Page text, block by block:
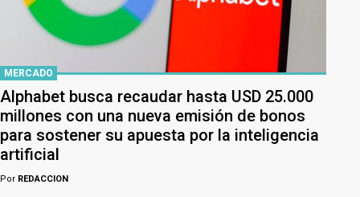
MERCADO
Alphabet busca recaudar hasta USD 25.000
millones con una nueva emisión de bonos
para sostener su apuesta por la inteligencia
artificial
Por REDACCION